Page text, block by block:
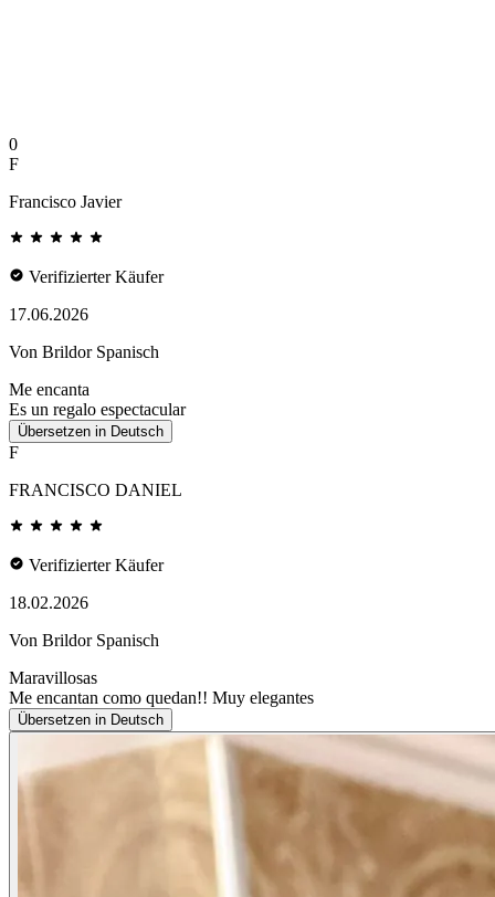
0
F
Francisco Javier
Verifizierter Käufer
17.06.2026
Von Brildor Spanisch
Me encanta
Es un regalo espectacular
Übersetzen in Deutsch
F
FRANCISCO DANIEL
Verifizierter Käufer
18.02.2026
Von Brildor Spanisch
Maravillosas
Me encantan como quedan!! Muy elegantes
Übersetzen in Deutsch